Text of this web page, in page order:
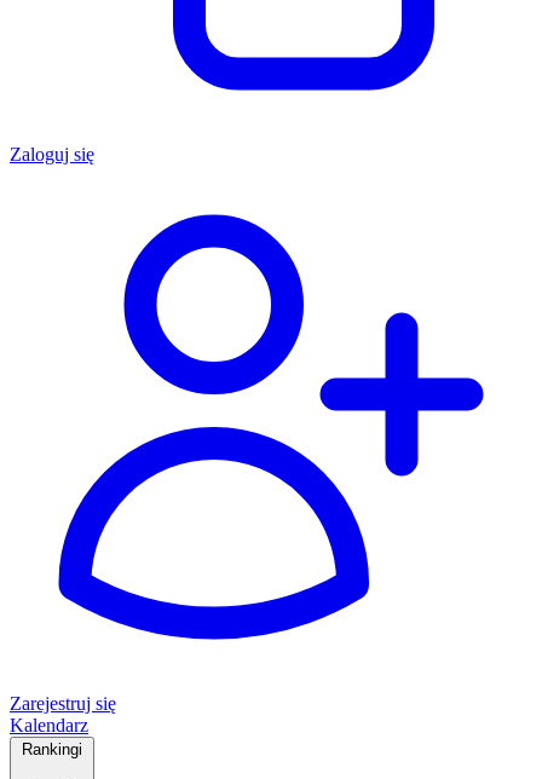
Zaloguj się
Zarejestruj się
Kalendarz
Rankingi